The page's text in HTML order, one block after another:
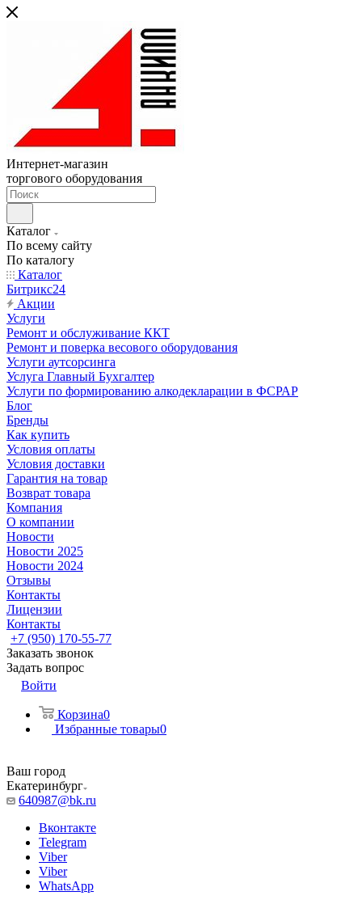
Интернет-магазин
торгового оборудования
Каталог
По всему сайту
По каталогу
Каталог
Битрикс24
Акции
Услуги
Ремонт и обслуживание ККТ
Ремонт и поверка весового оборудования
Услуги аутсорсинга
Услуга Главный Бухгалтер
Услуги по формированию алкодекларации в ФСРАР
Блог
Бренды
Как купить
Условия оплаты
Условия доставки
Гарантия на товар
Возврат товара
Компания
О компании
Новости
Новости 2025
Новости 2024
Отзывы
Контакты
Лицензии
Контакты
+7 (950) 170-55-77
Заказать звонок
Задать вопрос
Войти
Корзина0
Избранные товары0
Ваш город
Екатеринбург
640987@bk.ru
Вконтакте
Telegram
Viber
Viber
WhatsApp